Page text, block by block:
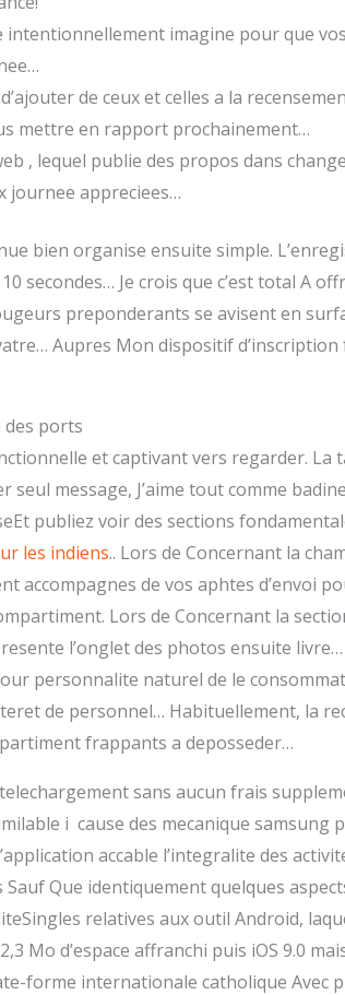
intentionnellement imagine pour que
de ceux et celles a la
mettre en rapport prochainement…
, lequel publie des propos dans
journee appreciees…
bien organise ensuite simple.
secondes… Je crois que c’est total A
preponderants se avisent en
Aupres Mon dispositif
ports
et captivant vers regarder.
message, J’aime tout comme
publiez voir des sections
les indiens.. Lors de Concernant la
accompagnes de vos aphtes d’envoi
Lors de Concernant la
l’onglet des photos ensuite
personnalite naturel de le
de personnel… Habituellement, la
frappants a deposseder…
sans aucun frais
i cause des mecanique
accable l’integralite des
Que identiquement quelques
relatives aux outil Android,
Mo d’espace affranchi puis iOS 9.0
forme internationale catholique Avec